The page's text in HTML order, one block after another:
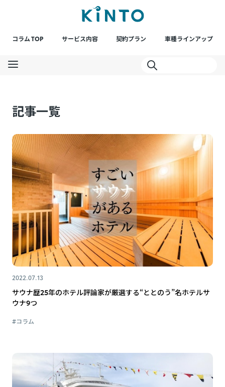
コラム TOP サービス内容 契約プラン 車種ラインアップ
記事一覧
2022.07.13
サウナ歴25年のホテル評論家が厳選する“ととのう”名ホテルサ
ウナ9つ
#コラム